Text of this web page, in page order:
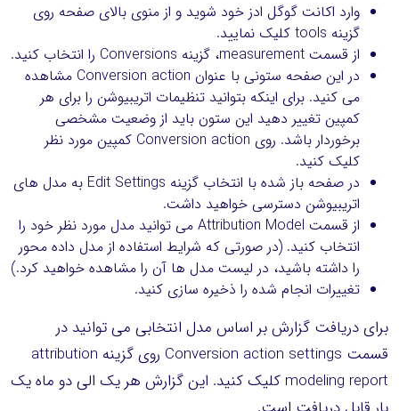
وارد اکانت گوگل ادز خود شوید و از منوی بالای صفحه روی
گزینه tools کلیک نمایید.
از قسمت measurement، گزینه Conversions را انتخاب کنید.
در این صفحه ستونی با عنوان Conversion action مشاهده
می کنید. برای اینکه بتوانید تنظیمات اتریبیوشن را برای هر
کمپین تغییر دهید این ستون باید از وضعیت مشخصی
برخوردار باشد. روی Conversion action کمپین مورد نظر
کلیک کنید.
در صفحه باز شده با انتخاب گزینه Edit Settings به مدل های
اتریبیوشن دسترسی خواهید داشت.
از قسمت Attribution Model می توانید مدل مورد نظر خود را
انتخاب کنید. (در صورتی که شرایط استفاده از مدل داده محور
را داشته باشید، در لیست مدل ها آن را مشاهده خواهید کرد.)
تغییرات انجام شده را ذخیره سازی کنید.
برای دریافت گزارش بر اساس مدل انتخابی می توانید در
قسمت Conversion action settings روی گزینه attribution
modeling report کلیک کنید. این گزارش هر یک الی دو ماه یک